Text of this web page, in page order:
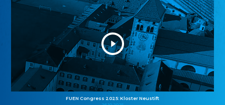
FUEN Congress 2025: Kloster Neustift